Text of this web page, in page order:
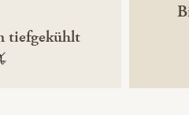
tiefgekühlt
% gentechnikfrei